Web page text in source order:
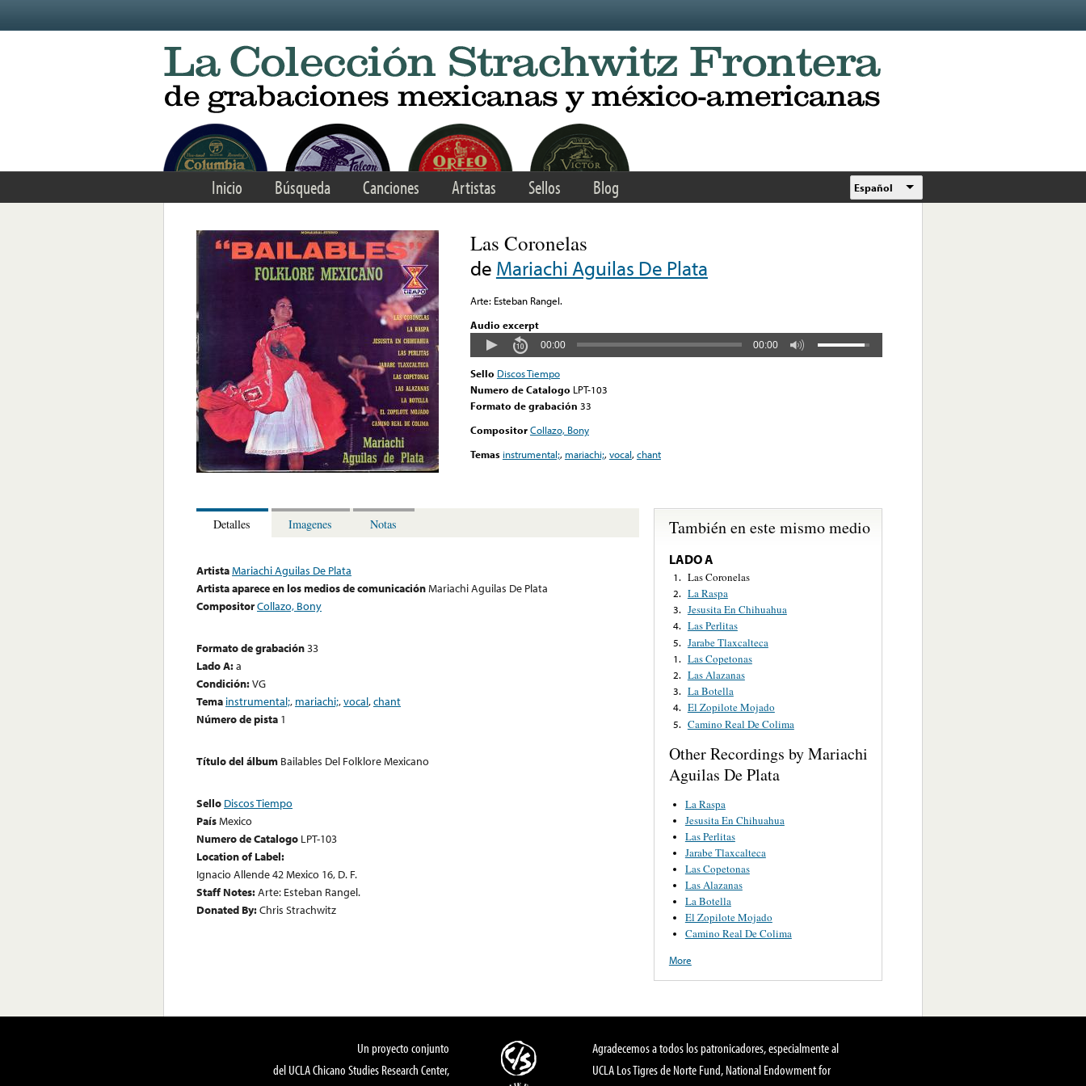
Inicio Búsqueda Canciones Artistas Sellos Blog Español
Las Coronelas
de Mariachi Aguilas De Plata
Arte: Esteban Rangel.
Audio excerpt
00:00 00:00
Sello Discos Tiempo
Numero de Catalogo LPT-103
Formato de grabación 33
CompositorCollazo, Bony
Temas instrumental;, mariachi;,vocal,chant
Detalles Imagenes Notas
ArtistaMariachi Aguilas De Plata
Artista aparece en los medios de comunicaciónMariachi Aguilas De Plata
CompositorCollazo, Bony
Formato de grabación33
Lado A:a
Condición:VG
Tema instrumental;, mariachi;,vocal,chant
Número de pista 1
Título del álbum Bailables Del Folklore Mexicano
Sello Discos Tiempo
PaísMexico
Numero de Catalogo LPT-103
Location of Label:
Ignacio Allende 42 Mexico 16, D. F.
Staff Notes:Arte: Esteban Rangel.
Donated By:Chris Strachwitz
También en este mismo medio
LADO A
1. Las Coronelas
2. La Raspa
3. Jesusita En Chihuahua
4. Las Perlitas
5. Jarabe Tlaxcalteca
1. Las Copetonas
2. Las Alazanas
3. La Botella
4. El Zopilote Mojado
5. Camino Real De Colima
Other Recordings by Mariachi
Aguilas De Plata
La Raspa
Jesusita En Chihuahua
Las Perlitas
Jarabe Tlaxcalteca
Las Copetonas
Las Alazanas
La Botella
El Zopilote Mojado
Camino Real De Colima
More
Un proyecto conjunto
del UCLA Chicano Studies Research Center,
Agradecemos a todos los patronicadores, especialmente al
UCLA Los Tigres de Norte Fund, National Endowment for